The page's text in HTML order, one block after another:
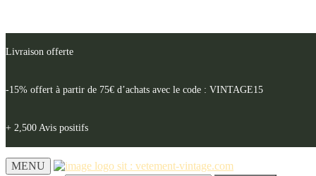
Livraison offerte
-15% offert à partir de 75€ d’achats avec le code : VINTAGE15
+ 2,500 Avis positifs
MENU